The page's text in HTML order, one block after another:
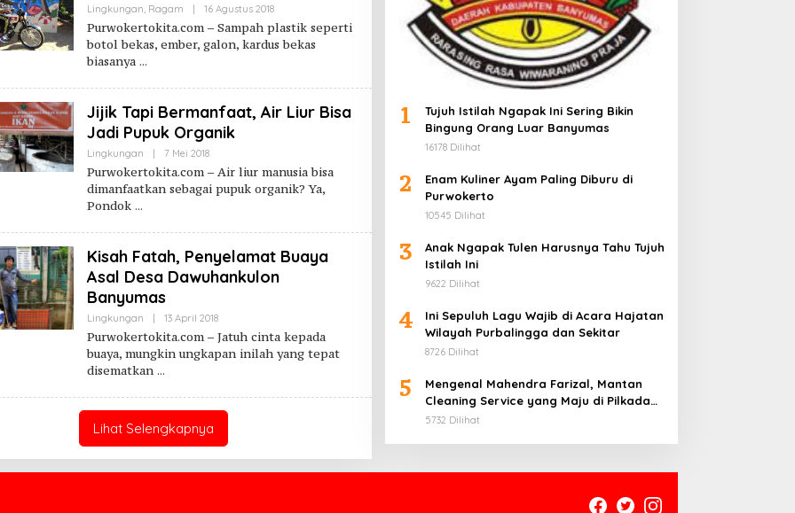
Lingkungan, Ragam 16 Agustus 2018Oleh
Kita
Purwokertokita.com – Sampah plastik seperti
botol bekas, ember, galon, kardus bekas
biasanya
Jijik Tapi Bermanfaat, Air Liur Bisa
Jadi Pupuk Organik
Lingkungan 7 Mei 2018Oleh
Kita
Purwokertokita.com – Air liur manusia bisa
dimanfaatkan sebagai pupuk organik? Ya,
Pondok
Kisah Fatah, Penyelamat Buaya
Asal Desa Dawuhankulon
Banyumas
Lingkungan 13 April 2018Oleh
Kita
Purwokertokita.com – Jatuh cinta kepada
buaya, mungkin ungkapan inilah yang tepat
disematkan
Lihat Selengkapnya
1
Tujuh Istilah Ngapak Ini Sering Bikin
Bingung Orang Luar Banyumas
16178 Dilihat
2
Enam Kuliner Ayam Paling Diburu di
Purwokerto
10545 Dilihat
3
Anak Ngapak Tulen Harusnya Tahu Tujuh
Istilah Ini
9622 Dilihat
4
Ini Sepuluh Lagu Wajib di Acara Hajatan
Wilayah Purbalingga dan Sekitar
8726 Dilihat
5
Mengenal Mahendra Farizal, Mantan
Cleaning Service yang Maju di Pilkada
Purbalingga
5732 Dilihat